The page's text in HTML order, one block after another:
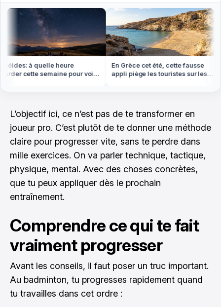
à quelle heure
cette semaine pour voir
En Grèce cet été, cette fausse
appli piège les touristes sur les
L’objectif ici, ce n’est pas de te transformer en
joueur pro. C’est plutôt de te donner une méthode
claire pour progresser vite, sans te perdre dans
mille exercices. On va parler technique, tactique,
physique, mental. Avec des choses concrètes,
que tu peux appliquer dès le prochain
entraînement.
Comprendre ce qui te fait
vraiment progresser
Avant les conseils, il faut poser un truc important.
Au badminton, tu progresses rapidement quand
tu travailles dans cet ordre :